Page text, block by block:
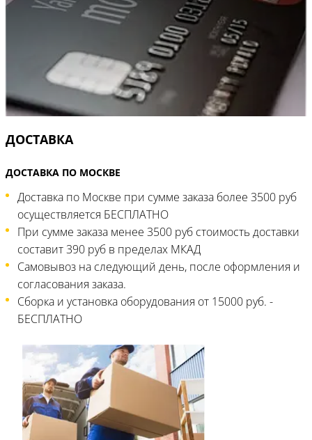
ДОСТАВКА
ДОСТАВКА ПО МОСКВЕ
Доставка по Москве при сумме заказа более 3500 руб
осуществляется БЕСПЛАТНО
При сумме заказа менее 3500 руб стоимость доставки
составит 390 руб в пределах МКАД
Самовывоз на следующий день, после оформления и
согласования заказа.
Сборка и установка оборудования от 15000 руб. -
БЕСПЛАТНО